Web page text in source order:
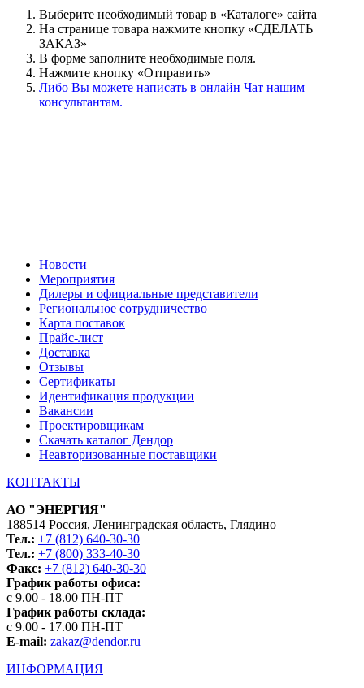
Выберите необходимый товар в «Каталоге» сайта
На странице товара нажмите кнопку «СДЕЛАТЬ
ЗАКАЗ»
В форме заполните необходимые поля.
Нажмите кнопку «Отправить»
Либо Вы можете написать в онлайн Чат нашим
консультантам.
Новости
Мероприятия
Дилеры и официальные представители
Региональное сотрудничество
Карта поставок
Прайс-лист
Доставка
Отзывы
Сертификаты
Идентификация продукции
Вакансии
Проектировщикам
Скачать каталог Дендор
Неавторизованные поставщики
КОНТАКТЫ
АО "ЭНЕРГИЯ"
188514 Россия, Ленинградская область, Глядино
Тел.: +7 (812) 640-30-30
Тел.: +7 (800) 333-40-30
Факс: +7 (812) 640-30-30
График работы офиса:
с 9.00 - 18.00 ПН-ПТ
График работы склада:
с 9.00 - 17.00 ПН-ПТ
E-mail: zakaz@dendor.ru
ИНФОРМАЦИЯ